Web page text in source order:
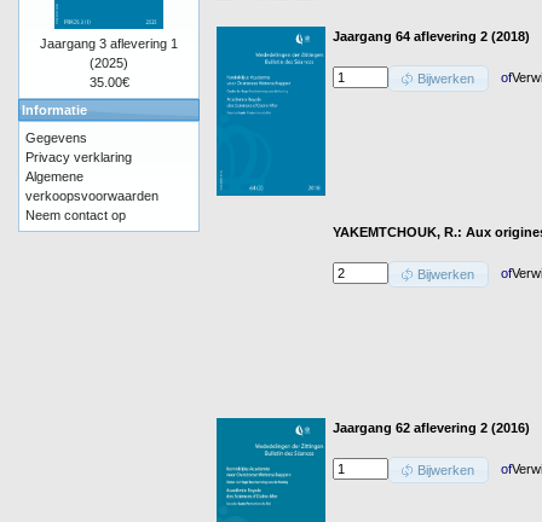
Jaargang 64 aflevering 2 (2018)
Bijwerken of
YAKEMTCHOUK, R.: Aux
Bijwerken of
Jaargang 62 aflevering 2 (2016)
Bijwerken of
Jaargang 3 aflevering 1
(2025)
35.00€
Informatie
Gegevens
Privacy verklaring
Algemene
verkoopsvoorwaarden
Neem contact op